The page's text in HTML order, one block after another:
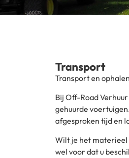
Transport
Transport en
Bij Off-Road
gehuurde
afgesproken tijd en
Wilt je het materieel
wel voor dat u